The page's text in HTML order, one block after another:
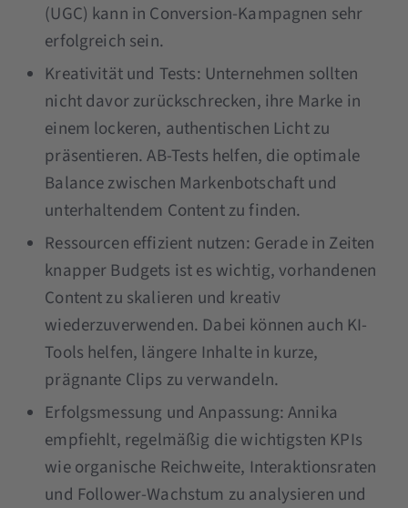
(UGC) kann in Conversion-Kampagnen sehr
erfolgreich sein.
Kreativität und Tests: Unternehmen sollten
nicht davor zurückschrecken, ihre Marke in
einem lockeren, authentischen Licht zu
präsentieren. AB-Tests helfen, die optimale
Balance zwischen Markenbotschaft und
unterhaltendem Content zu finden.
Ressourcen effizient nutzen: Gerade in Zeiten
knapper Budgets ist es wichtig, vorhandenen
Content zu skalieren und kreativ
wiederzuverwenden. Dabei können auch KI-
Tools helfen, längere Inhalte in kurze,
prägnante Clips zu verwandeln.
Erfolgsmessung und Anpassung: Annika
empfiehlt, regelmäßig die wichtigsten KPIs
wie organische Reichweite, Interaktionsraten
und Follower-Wachstum zu analysieren und